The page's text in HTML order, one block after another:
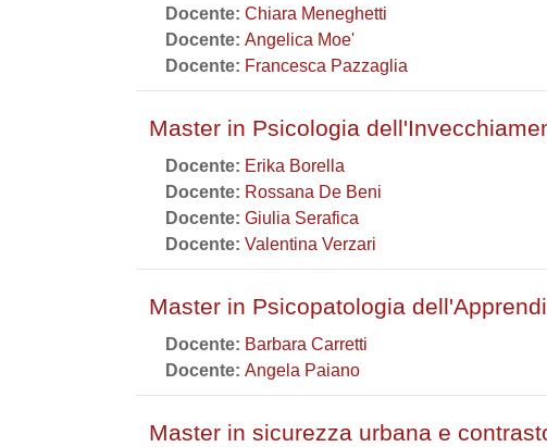
Docente: Chiara Meneghetti
Docente: Angelica Moe'
Docente: Francesca Pazzaglia
Master in Psicologia
Docente: Erika Borella
Docente: Rossana De Beni
Docente: Giulia Serafica
Docente: Valentina Verzari
Master in Psicopatologia
Docente: Barbara Carretti
Docente: Angela Paiano
Master in sicurezza urbana e